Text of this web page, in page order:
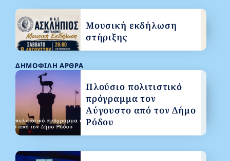
ΔΗΜΟΦΙΛΉ ΆΡΘΡΑ
Πλούσιο πολιτιστικό
πρόγραμμα τον
Αύγουστο από τον Δήμο
Ρόδου
Μουσική εκδήλωση
στήριξης